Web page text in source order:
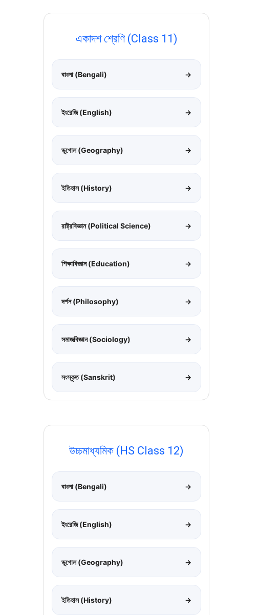
একাদশ শ্রেণি (Class 11)
বাংলা (Bengali) →
ইংরেজি (English) →
ভূগোল (Geography) →
ইতিহাস (History) →
রাষ্ট্রবিজ্ঞান (Political Science) →
শিক্ষাবিজ্ঞান (Education) →
দর্শন (Philosophy) →
সমাজবিজ্ঞান (Sociology) →
সংস্কৃত (Sanskrit) →
উচ্চমাধ্যমিক (HS Class 12)
বাংলা (Bengali) →
ইংরেজি (English) →
ভূগোল (Geography) →
ইতিহাস (History) →